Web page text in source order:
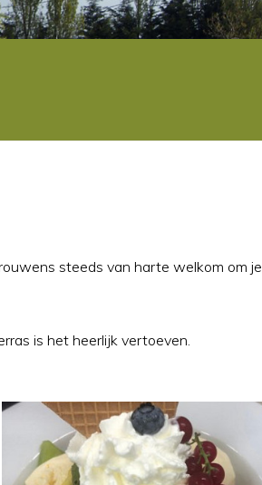
steeds van harte welkom om je
is het heerlijk vertoeven.